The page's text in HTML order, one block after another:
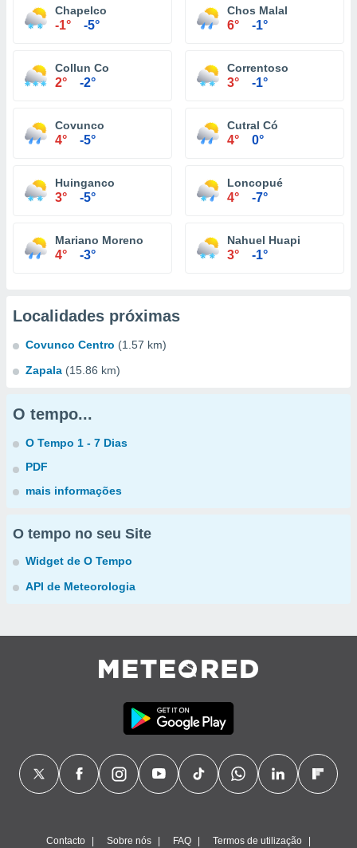
Chapelco
-1° -5°
Chos Malal
6° -1°
Collun Co
2° -2°
Correntoso
3° -1°
Covunco
4° -5°
Cutral Có
4° 0°
Huinganco
3° -5°
Loncopué
4° -7°
Mariano Moreno
4° -3°
Nahuel Huapi
3° -1°
Localidades próximas
Covunco Centro (1.57 km)
Zapala (15.86 km)
O tempo...
O Tempo 1 - 7 Dias
PDF
mais informações
O tempo no seu Site
Widget de O Tempo
API de Meteorologia
Contacto Sobre nós FAQ Termos de utilização